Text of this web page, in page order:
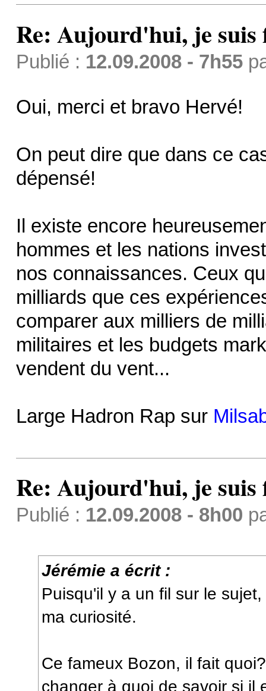
Re: Aujourd'hui, je suis
Publié : 12.09.2008 - 7h55
Oui, merci et bravo Hervé!
On peut dire que dans ce
dépensé!
Il existe encore
hommes et les nations
nos connaissances. Ceux
milliards que ces
comparer aux milliers de
militaires et les budgets
vendent du vent...
Large Hadron Rap sur
Re: Aujourd'hui, je suis
Publié : 12.09.2008 - 8h00
Jérémie a écrit :
Puisqu'il y a un fil sur le
ma curiosité.
Ce fameux Bozon, il fait
changer à quoi de savoir si il